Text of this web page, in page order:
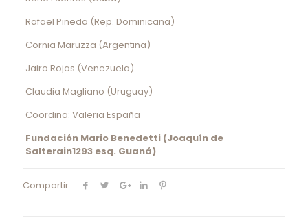
Rafael Pineda (Rep. Dominicana)
Cornia Maruzza (Argentina)
Jairo Rojas (Venezuela)
Claudia Magliano (Uruguay)
Coordina: Valeria España
Fundación Mario Benedetti (Joaquín de
Salterain1293 esq. Guaná)
Compartir